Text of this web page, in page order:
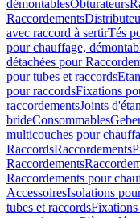
démontablesObturateurs
Raccordements
avec raccord à sertirTés
pour chauffage,
détachées pour
pour tubes et raccords
pour raccordsFixations
raccordementsJoints
brideConsommables
multicouches pour
RaccordsRaccordements
Raccordements
Raccordements pour
AccessoiresIsolations
tubes et raccordsFixations